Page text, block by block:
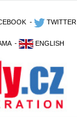
- TWITTER
- ENGLISH